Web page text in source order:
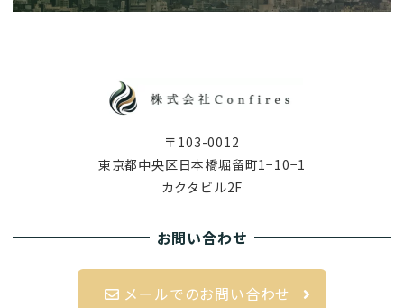
〒103-0012
東京都中央区日本橋堀留町1−10−1
カクタビル2F
お問い合わせ
メールでのお問い合わせ